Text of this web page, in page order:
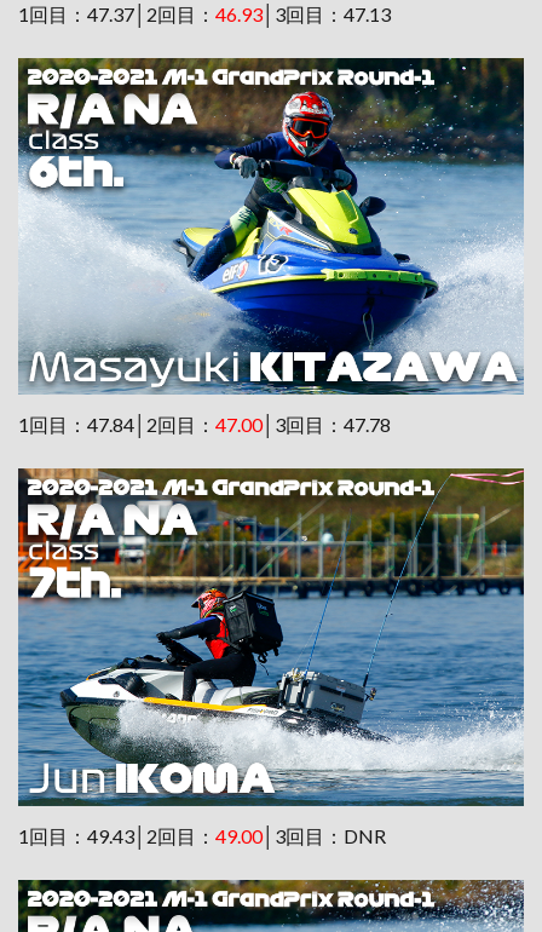
1回目：47.37│2回目： 46.93 │3回目：47.13
1回目：47.84│2回目： 47.00│3回目：47.78
1回目：49.43│2回目： 49.00│3回目：DNR